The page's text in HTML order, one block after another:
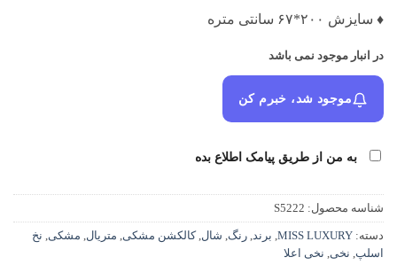
♦️ سایزش ۲۰۰*۶۷ سانتی متره
در انبار موجود نمی باشد
موجود شد، خبرم کن
به من از طریق پیامک اطلاع بده
شناسه محصول: S5222
دسته: MISS LUXURY برند رنگ شال ,کالکشن مشکی متریال مشکی نخ
اسلپ نخی نخی اعلا